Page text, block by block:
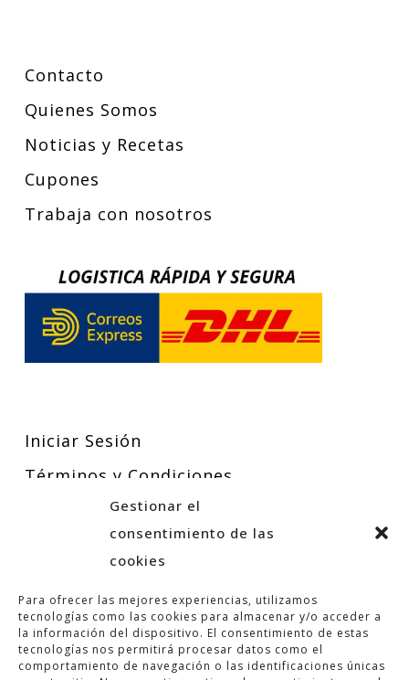
Gestionar el
consentimiento de las
cookies
Para ofrecer las mejores experiencias, utilizamos
tecnologías como las cookies para almacenar y/o acceder a
la información del dispositivo. El consentimiento de estas
tecnologías nos permitirá procesar datos como el
comportamiento de navegación o las identificaciones únicas
Contacto
Quienes Somos
Noticias y Recetas
Cupones
Trabaja con nosotros
Iniciar Sesión
Términos y Condiciones
Política de Privacidad
Política de Cookies